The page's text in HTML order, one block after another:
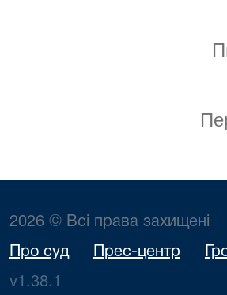
2026 © Всі права захищені
Про суд Прес-центр
v1.38.1